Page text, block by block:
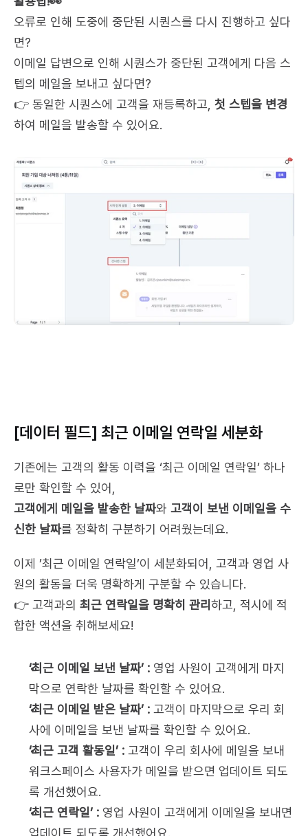
오류로 인해 도중에 중단된 시퀀스를 다시 진행하고 싶다
면?
이메일 답변으로 인해 시퀀스가 중단된 고객에게 다음 스
텝의 메일을 보내고 싶다면?
👉 동일한 시퀀스에 고객을 재등록하고, 첫 스텝을 변경
하여 메일을 발송할 수 있어요.
[데이터 필드] 최근 이메일 연락일 세분화
기존에는 고객의 활동 이력을 ‘최근 이메일 연락일’ 하나
로만 확인할 수 있어,
고객에게 메일을 발송한 날짜와 고객이 보낸 이메일을 수
신한 날짜를 정확히 구분하기 어려웠는데요.
이제 ’최근 이메일 연락일’이 세분화되어, 고객과 영업 사
원의 활동을 더욱 명확하게 구분할 수 있습니다.
👉 고객과의 최근 연락일을 명확히 관리하고, 적시에 적
합한 액션을 취해보세요!
‘최근 이메일 보낸 날짜’ : 영업 사원이 고객에게 마지
막으로 연락한 날짜를 확인할 수 있어요.
‘최근 이메일 받은 날짜’ : 고객이 마지막으로 우리 회
사에 이메일을 보낸 날짜를 확인할 수 있어요.
‘최근 고객 활동일’ : 고객이 우리 회사에 메일을 보내
워크스페이스 사용자가 메일을 받으면 업데이트 되도
록 개선했어요.
‘최근 연락일’ : 영업 사원이 고객에게 이메일을 보내면
업데이트 되도록 개선했어요.